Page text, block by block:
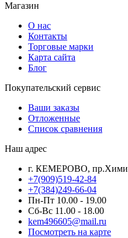
Магазин
О нас
Контакты
Торговые марки
Карта сайта
Блог
Покупательский сервис
Ваши заказы
Отложенные
Список сравнения
Наш адрес
г. КЕМЕРОВО,
+7(909)519-42-84
+7(384)249-66-04
Пн-Пт 10.00 - 19.00
Сб-Вс 11.00 - 18.00
kem496605@mail.ru
Посмотреть на карте